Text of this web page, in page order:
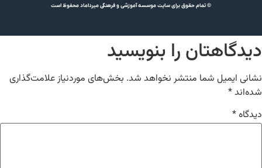
© تمام حقوق برای سایت موسسه آموزشی و فرهنگی میرداماد محفوظ است
دیدگاهتان را بنویسید
نشانی ایمیل شما منتشر نخواهد شد. بخش‌های موردنیاز علامت‌گذاری
شده‌اند*
دیدگاه*